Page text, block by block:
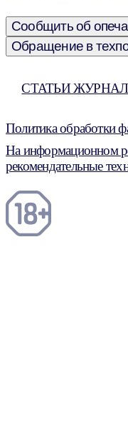
Сообщить об
Обращение в
СТАТЬИ
Политика обработки
На информационном
рекомендательные